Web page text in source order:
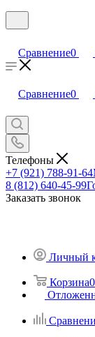
Сравнение0
Сравнение0
Телефоны
+7 (921) 788-91-64
8 (812) 640-45-99
Заказать звонок
Личный
Корзина0